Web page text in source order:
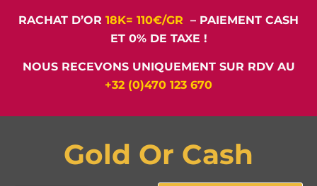
RACHAT D’OR 18K= 110€/GR – PAIEMENT CASH
ET 0% DE TAXE !
NOUS RECEVONS UNIQUEMENT SUR RDV AU
+32 (0)470 123 670
Gold Or Cash